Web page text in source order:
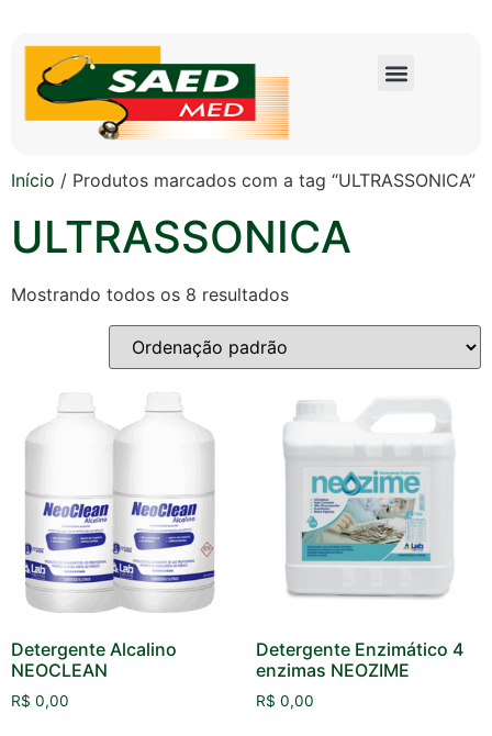
Início / Produtos marcados com a tag “ULTRASSONICA”
ULTRASSONICA
Mostrando todos os 8 resultados
Detergente Alcalino
NEOCLEAN
R$ 0,00
Detergente Enzimático 4
enzimas NEOZIME
R$ 0,00